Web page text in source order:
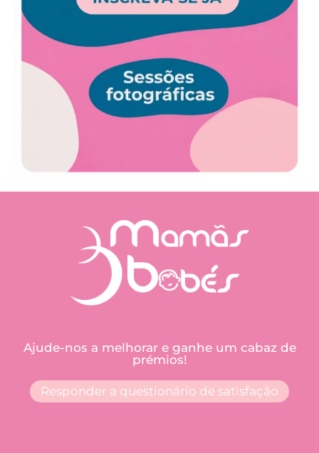
Ajude-nos a melhorar e ganhe um cabaz de
prémios!
Responder a questionário de satisfação